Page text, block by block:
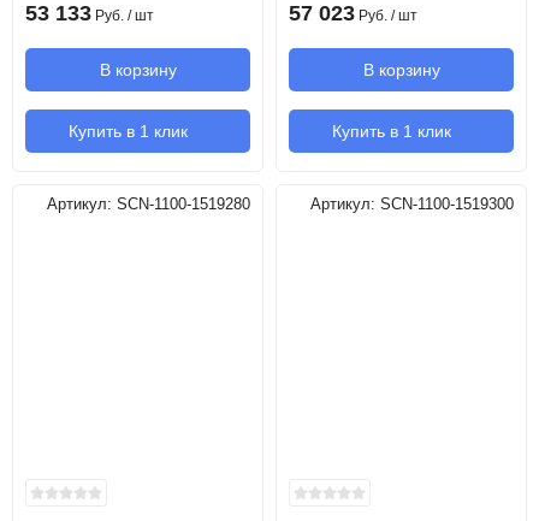
53 133 Руб. / шт
В корзину
Купить в 1 клик
57 023 Руб. / шт
В корзину
Купить в 1 клик
Артикул: SCN-1100-1519280 Артикул: SCN-1100-1519300